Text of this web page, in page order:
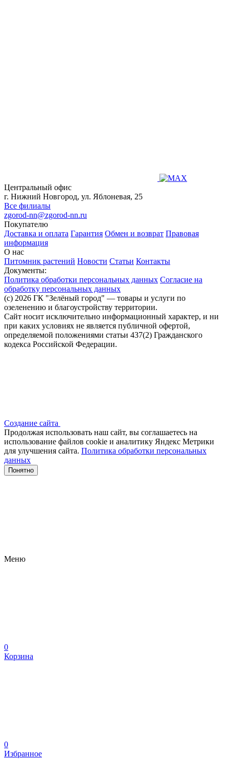
Центральный офис
г. Нижний Новгород, ул. Яблоневая, 25
Все филиалы
zgorod-nn@zgorod-nn.ru
Покупателю
Доставка и оплата Гарантия Обмен и возврат Правовая
информация
О нас
Питомник растений Новости Статьи Контакты
Документы:
Политика обработки персональных данных Согласие на
обработку персональных данных
(c) 2026 ГК "Зелёный город" — товары и услуги по
озеленению и благоустройству территории.
Сайт носит исключительно информационный характер, и ни
при каких условиях не является публичной офертой,
определяемой положениями статьи 437(2) Гражданского
кодекса Российской Федерации.
Создание сайта
Продолжая использовать наш сайт, вы соглашаетесь на
использование файлов сооkіе и аналитику Яндекс Метрики
для улучшения сайта. Политика обработки персональных
данных
Понятно
Меню
0
Корзина
0
Избранное